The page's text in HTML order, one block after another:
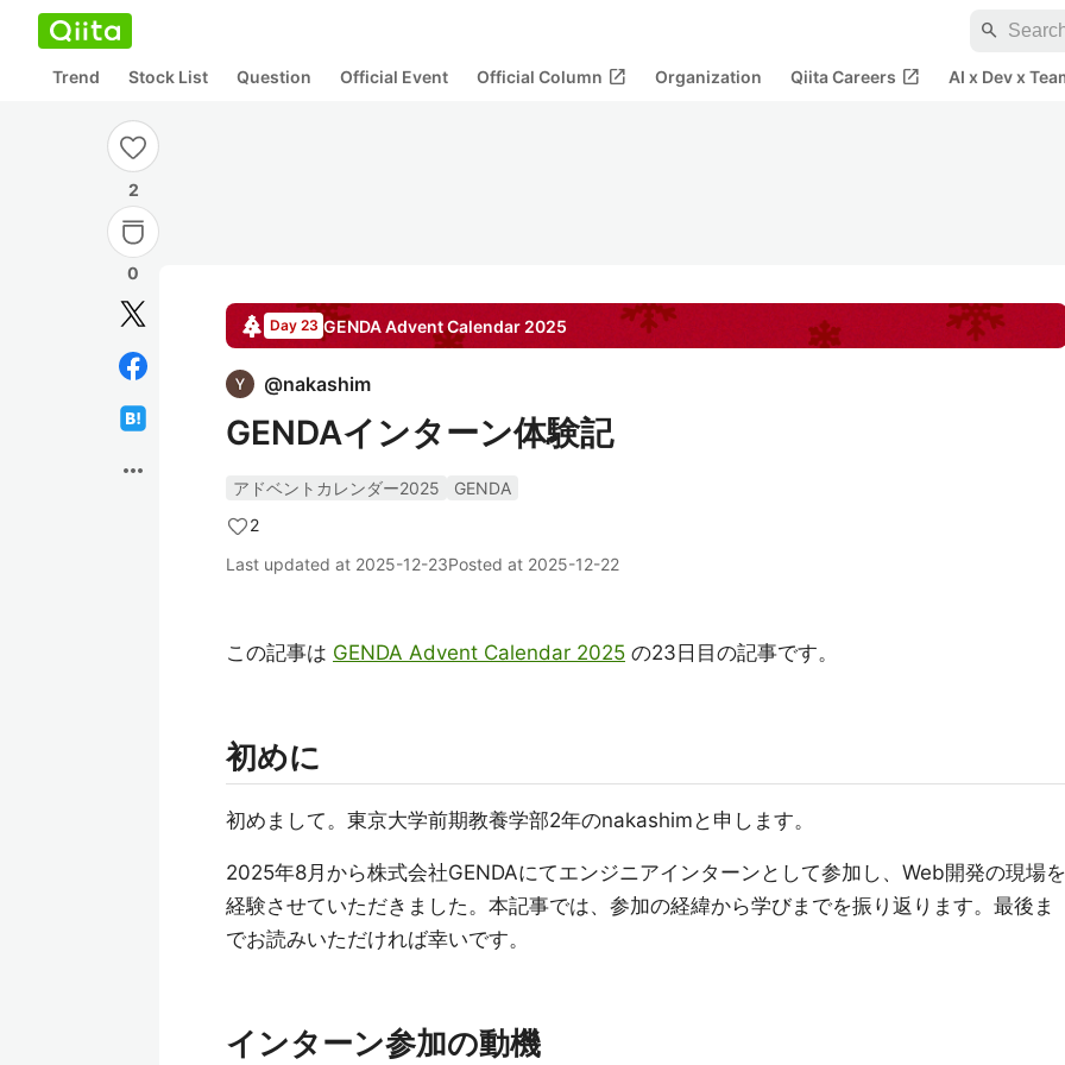
search
Trend Stock List Question Official Event Official Column open_in_new Organization Qiita Careers open_in_new AI x Dev x
2
0
more_horiz
Day 23 GENDAAdvent Calendar 2025
@nakashim
GENDAインターン体験記
アドベントカレンダー2025
GENDA
2
Last updated at 2025-12-23Posted at 2025-12-22
この記事は GENDA Advent Calendar 2025 の23日目の記事です。
初めに
初めまして。東京大学前期教養学部2年のnakashimと申します。
2025年8月から株式会社GENDAにてエンジニアインターンとして参加し、Web開発の現場を
経験させていただきました。本記事では、参加の経緯から学びまでを振り返ります。最後ま
でお読みいただければ幸いです。
インターン参加の動機